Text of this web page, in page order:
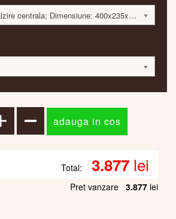
Tip: sistem de incalzire centrala; Dimensiune: 400x235x65mm; 133 Watt; 3864 lei
Total: 3.877 lei
Pret vanzare 3.877 lei